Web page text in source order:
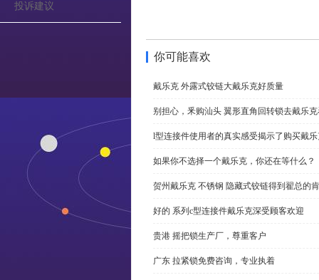
投诉建议
你可能喜欢
戴乐克 外露式铰链大戴乐克好质量
别担心，釆购汕头 翼形直角回转锁去戴乐
l型连接件使用者的真实感受揭示了购买戴
如果你不选择一个戴乐克，你还在等什么？
贺州戴乐克 不锈钢 隐藏式铰链得到翟总的
好的 系列c型连接件戴乐克深受顾客欢迎
贵港 摇把锁生产厂，尊重客户
广东 拉紧锁免费咨询，专业执着